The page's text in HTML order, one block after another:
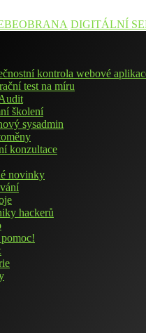
DIGITÁLNÍ
kontrola webové
test na míru
školení
sysadmin
konzultace
novinky
hackerů